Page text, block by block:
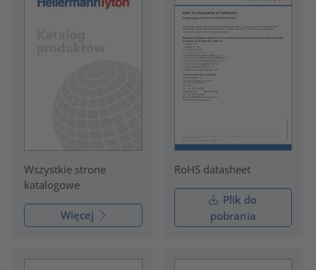
Wszystkie strone
katalogowe
Więcej
RoHS datasheet
Plik do
pobrania